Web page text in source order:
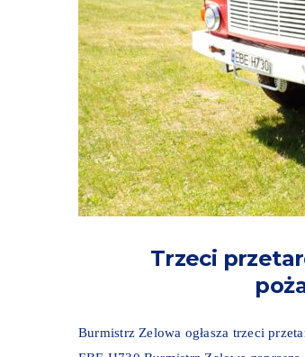
Trzeci
Burmistrz Zelowa ogłasza trzeci